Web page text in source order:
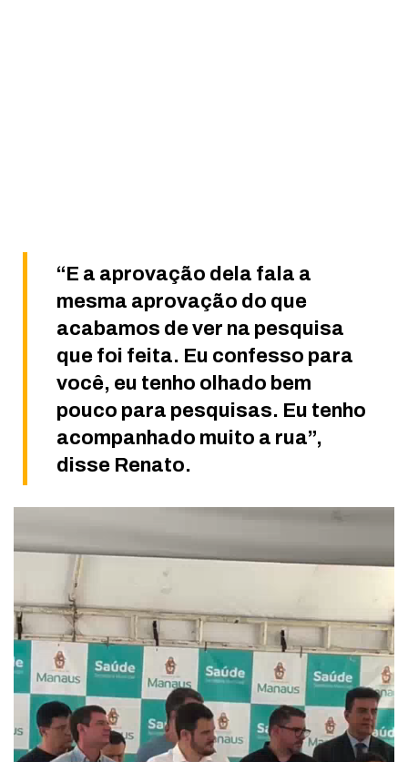
“E a aprovação dela fala a
mesma aprovação do que
acabamos de ver na pesquisa
que foi feita. Eu confesso para
você, eu tenho olhado bem
pouco para pesquisas. Eu tenho
acompanhado muito a rua”,
disse Renato.